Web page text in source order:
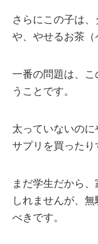
さらにこの子は、
や、やせるお茶（
一番の問題は、
うことです。
太っていないのに
サプリを買ったり
まだ学生だから
しれませんが、
べきです。